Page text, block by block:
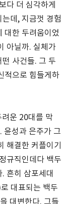
다 더 심각하게
데, 지금껏 경험
대한 두려움이었
아닐까. 실체가
사건들. 그 두
적으로 힘들게하
운 20대를 막
윤성과 은주가 그
해결한 커플이기
규직인데다 백두
흔히 삼포세대
대표되는 백두
대변한다. 그들